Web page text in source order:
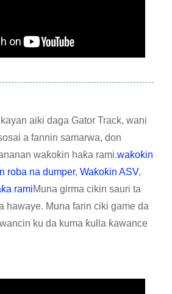
aiki daga Gator Track, wani
a fannin samarwa, don
waƙoƙin haƙa rami.waƙoƙin
roba na dumper, Waƙoƙin ASV,
ramiMuna girma cikin sauri ta
hawaye. Muna farin ciki game da
ku da kuma ƙulla ƙawance